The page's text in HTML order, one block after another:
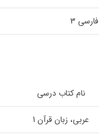
فارسی 3
نام کتاب درسی
عربی، زبان قرآن 1